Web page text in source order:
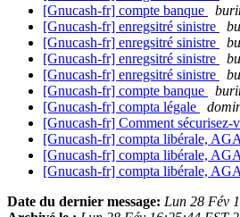
[Gnucash-fr] compte banque
[Gnucash-fr] enregsitré sinistre
[Gnucash-fr] enregsitré sinistre
[Gnucash-fr] enregsitré sinistre
[Gnucash-fr] enregsitré sinistre
[Gnucash-fr] compte banque
[Gnucash-fr] compta légale
[Gnucash-fr] Comment sécurisez-
[Gnucash-fr] compta libérale,
[Gnucash-fr] compta libérale,
[Gnucash-fr] compta libérale,
Date du dernier message: Lun 28 Fév